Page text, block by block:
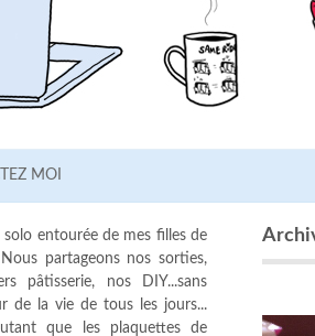
MOI
entourée de mes filles de
partageons nos sorties,
pâtisserie, nos DIY...sans
de la vie de tous les jours...
que les plaquettes de